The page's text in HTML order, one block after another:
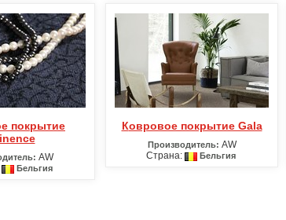
AW
Бельгия
Ковровое покрытие Gala
Производитель: AW
Страна:
Бельгия